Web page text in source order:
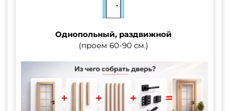
Однопольный, раздвижной
(проем 60-90 см.)